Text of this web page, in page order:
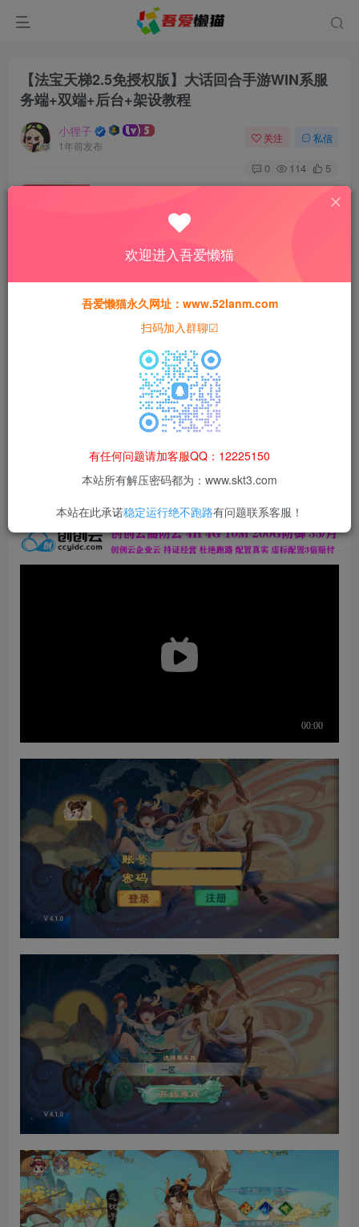
【法宝天梯2.5免授权版】大话回合手游WIN系服
务端+双端+后台+架设教程
小狸子
1年前发布
关注 私信
0 114 5
此内容为付费资源，请付费后查看
猫粮30
黄金会员猫粮15 钻石会员 免费
本站所有资源均为网络收集整理而来，仅供学习研究使用，请在下
载后24h内删除，谢谢合作！
本站资源仅用于学习交流，禁止商业运营与违法、侵权
果由使用者自行承担。
欢迎进入吾爱懒猫
吾爱懒猫永久网址：www.52lanm.com
扫码加入群聊☑
有任何问题请加客服QQ：12225150
本站所有解压密码都为：www.skt3.com
本站在此承诺稳定运行绝不跑路有问题联系客服！